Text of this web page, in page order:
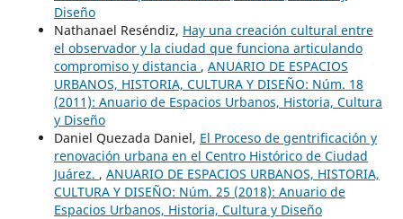
Diseño
Nathanael Reséndiz, Hay una creación cultural entre
el observador y la ciudad que funciona articulando
compromiso y distancia , ANUARIO DE ESPACIOS
URBANOS, HISTORIA, CULTURA Y DISEÑO: Núm. 18
(2011): Anuario de Espacios Urbanos, Historia, Cultura
y Diseño
Daniel Quezada Daniel, El Proceso de gentrificación y
renovación urbana en el Centro Histórico de Ciudad
Juárez. , ANUARIO DE ESPACIOS URBANOS, HISTORIA,
CULTURA Y DISEÑO: Núm. 25 (2018): Anuario de
Espacios Urbanos, Historia, Cultura y Diseño